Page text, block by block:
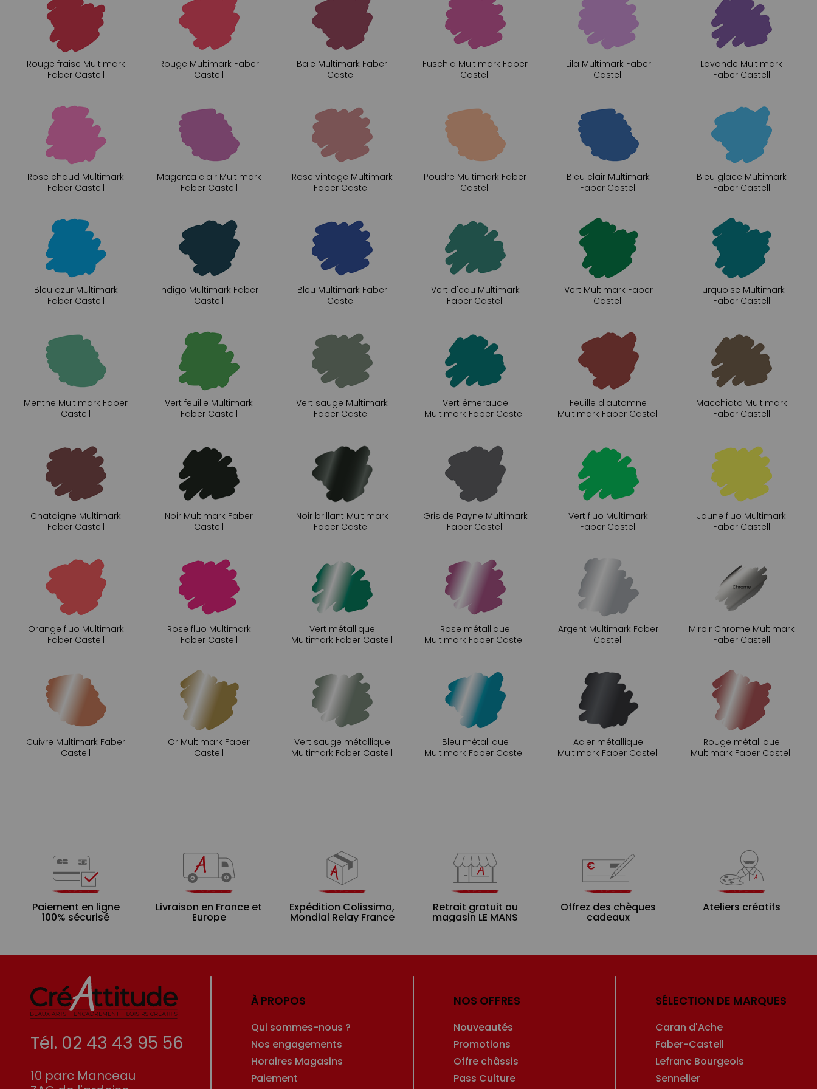
Rouge fraise Multimark
Faber Castell
Rouge Multimark Faber
Castell
Baie Multimark Faber
Castell
Fuschia Multimark Faber
Castell
Lila Multimark Faber
Castell
Lavande Multimark
Faber Castell
Rose chaud Multimark
Faber Castell
Magenta clair Multimark
Faber Castell
Rose vintage Multimark
Faber Castell
Poudre Multimark Faber
Castell
Bleu clair Multimark
Faber Castell
Bleu glace Multimark
Faber Castell
Bleu azur Multimark
Faber Castell
Indigo Multimark Faber
Castell
Bleu Multimark Faber
Castell
Vert d'eau Multimark
Faber Castell
Vert Multimark Faber
Castell
Turquoise Multimark
Faber Castell
Menthe Multimark Faber
Castell
Vert feuille Multimark
Faber Castell
Vert sauge Multimark
Faber Castell
Vert émeraude
Multimark Faber Castell
Feuille d'automne
Multimark Faber Castell
Macchiato Multimark
Faber Castell
Chataigne Multimark
Faber Castell
Noir Multimark Faber
Castell
Noir brillant Multimark
Faber Castell
Gris de Payne Multimark
Faber Castell
Vert fluo Multimark
Faber Castell
Jaune fluo Multimark
Faber Castell
Orange fluo Multimark
Faber Castell
Rose fluo Multimark
Faber Castell
Vert métallique
Multimark Faber Castell
Rose métallique
Multimark Faber Castell
Argent Multimark Faber
Castell
Miroir Chrome Multimark
Faber Castell
Cuivre Multimark Faber
Castell
Or Multimark Faber
Castell
Vert sauge métallique
Multimark Faber Castell
Bleu métallique
Multimark Faber Castell
Acier métallique
Multimark Faber Castell
Rouge métallique
Multimark Faber Castell
Paiement en ligne
100% sécurisé
Livraison en France et
Europe
Expédition Colissimo,
Mondial Relay France
Retrait gratuit au
magasin LE MANS
Offrez des chèques
cadeaux
Ateliers créatifs
Tél. 02 43 43 95 56
10 parc Manceau
À PROPOS
Qui sommes-nous ?
Nos engagements
Horaires Magasins
Paiement
NOS OFFRES
Nouveautés
Promotions
Offre châssis
Pass Culture
SÉLECTION DE MARQUES
Caran d'Ache
Faber-Castell
Lefranc Bourgeois
Sennelier